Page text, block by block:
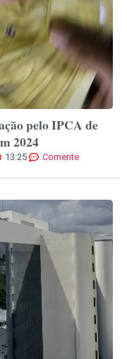
pelo IPCA de
2024
13:25 Comente